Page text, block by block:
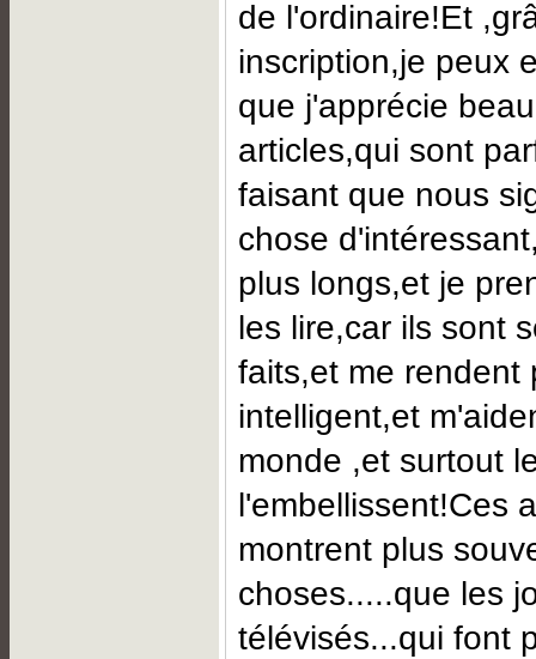
de l'ordinaire!Et
inscription,je peux
que j'apprécie
articles,qui sont
faisant que nous
chose
plus longs,et je
les lire,car ils sont
faits,et me rendent
intelligent,et
monde ,et surtout
l'embellissent!Ces
montrent plus
choses.....que les
télévisés...qui font